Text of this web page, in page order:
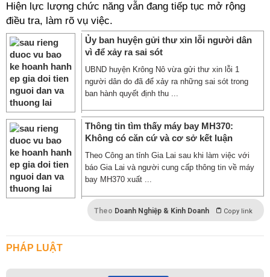
Hiện lực lượng chức năng vẫn đang tiếp tục mở rộng
điều tra, làm rõ vụ việc.
Ủy ban huyện gửi thư xin lỗi người dân
vì để xảy ra sai sót
UBND huyện Krông Nô vừa gửi thư xin lỗi 1
người dân do đã để xảy ra những sai sót trong
ban hành quyết định thu ...
Thông tin tìm thấy máy bay MH370:
Không có căn cứ và cơ sở kết luận
Theo Công an tỉnh Gia Lai sau khi làm việc với
báo Gia Lai và người cung cấp thông tin về máy
bay MH370 xuất ...
Theo Doanh Nghiệp & Kinh Doanh Copy link
PHÁP LUẬT